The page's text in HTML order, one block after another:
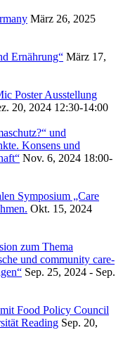
März 26, 2025
Ernährung“ März 17,
Poster Ausstellung
20, 2024 12:30-14:00
und
Konsens und
Nov. 6, 2024 18:00-
Symposium „Care
Okt. 15, 2024
zum Thema
und community care-
Sep. 25, 2024 - Sep.
Food Policy Council
Reading Sep. 20,